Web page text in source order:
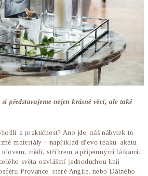
představujeme nejen krásné věci, ale také
a praktičnost? Ano jde, náš nábytek to
materiály – například dřevo teaku, akátu,
mědí, stříbrem a příjemnými látkami.
světa ozvláštní jednoduchou linii
Provance, staré Anglie, nebo Dálného